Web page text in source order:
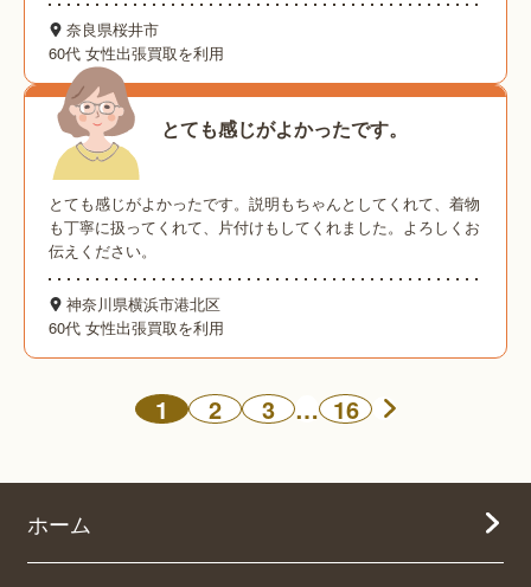
奈良県桜井市
60代 女性出張買取を利用
とても感じがよかったです。
とても感じがよかったです。説明もちゃんとしてくれて、着物
も丁寧に扱ってくれて、片付けもしてくれました。よろしくお
伝えください。
神奈川県横浜市港北区
60代 女性出張買取を利用
1 2 3 … 16
ホーム